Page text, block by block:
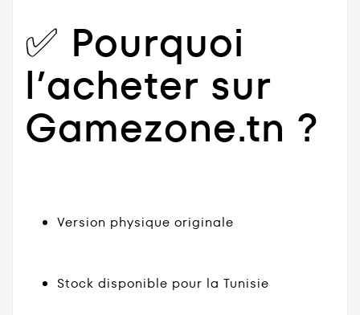
✅ Pourquoi
l’acheter sur
Gamezone.tn ?
Version physique originale
Stock disponible pour la Tunisie